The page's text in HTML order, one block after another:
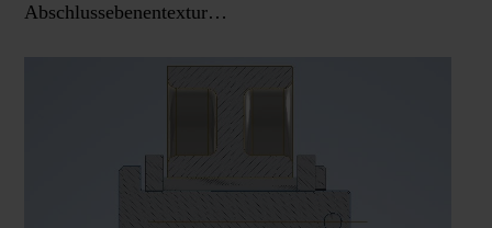
Abschlussebenentextur…